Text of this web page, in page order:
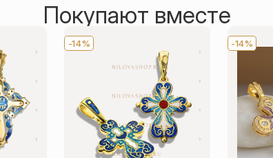
Покупают вместе
-14% -14%